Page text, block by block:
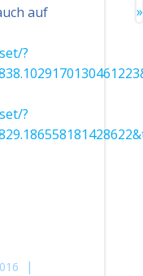
auf
?
?
|
»